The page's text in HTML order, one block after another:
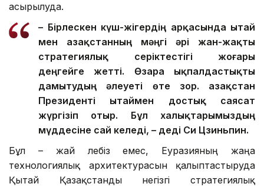
асырылуда.
– Бірлескен күш-жігердің арқасында Қытай
мен Қазақстанның мәңгі әрі жан-жақты
стратегиялық серіктестігі жоғары
деңгейге жетті. Өзара ықпалдастықты
дамытудың әлеуеті өте зор. Қазақстан
Президенті Қытаймен достық саясат
жүргізіп отыр. Бұл халықтарымыздың
мүддесіне сай келеді, – деді Си Цзиньпин.
Бұл – жай лебіз емес, Еуразияның жаңа
технологиялық архитектурасын қалыптастыруда
Қытай Қазақстанды негізгі стратегиялық